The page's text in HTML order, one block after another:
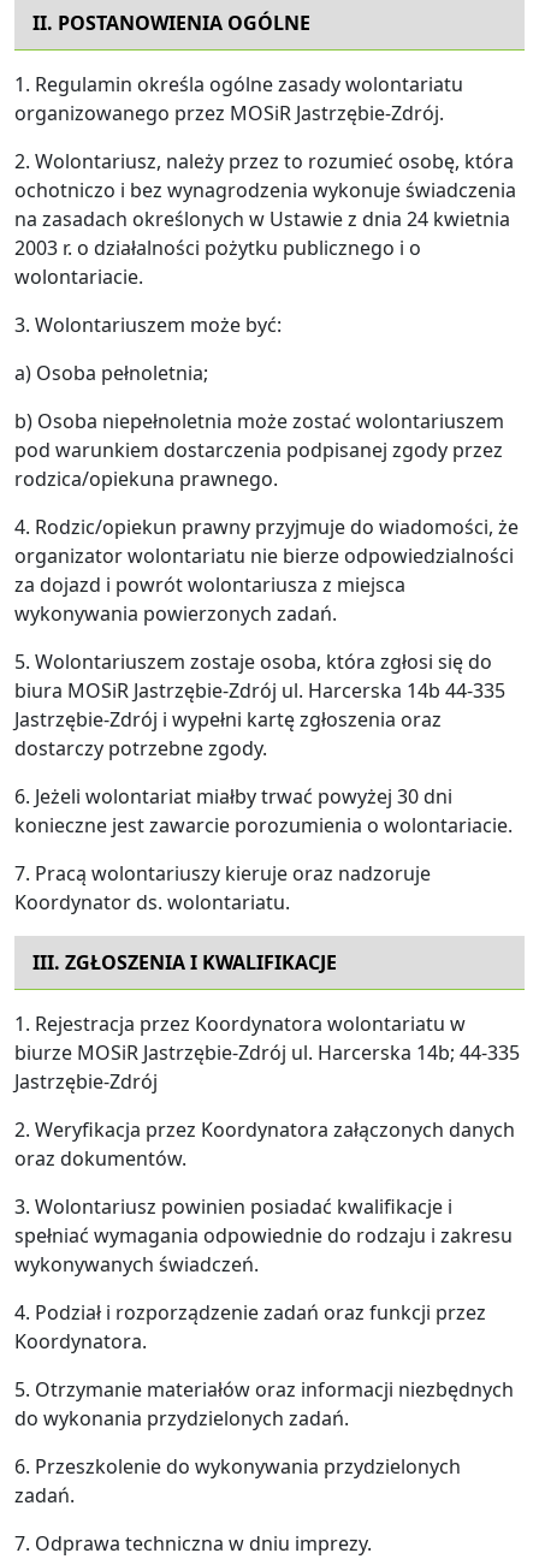
II. POSTANOWIENIA OGÓLNE
1. Regulamin określa ogólne zasady wolontariatu
organizowanego przez MOSiR Jastrzębie-Zdrój.
2. Wolontariusz, należy przez to rozumieć osobę, która
ochotniczo i bez wynagrodzenia wykonuje świadczenia
na zasadach określonych w Ustawie z dnia 24 kwietnia
2003 r. o działalności pożytku publicznego i o
wolontariacie.
3. Wolontariuszem może być:
a) Osoba pełnoletnia;
b) Osoba niepełnoletnia może zostać wolontariuszem
pod warunkiem dostarczenia podpisanej zgody przez
rodzica/opiekuna prawnego.
4. Rodzic/opiekun prawny przyjmuje do wiadomości, że
organizator wolontariatu nie bierze odpowiedzialności
za dojazd i powrót wolontariusza z miejsca
wykonywania powierzonych zadań.
5. Wolontariuszem zostaje osoba, która zgłosi się do
biura MOSiR Jastrzębie-Zdrój ul. Harcerska 14b 44-335
Jastrzębie-Zdrój i wypełni kartę zgłoszenia oraz
dostarczy potrzebne zgody.
6. Jeżeli wolontariat miałby trwać powyżej 30 dni
konieczne jest zawarcie porozumienia o wolontariacie.
7. Pracą wolontariuszy kieruje oraz nadzoruje
Koordynator ds. wolontariatu.
III. ZGŁOSZENIA I KWALIFIKACJE
1. Rejestracja przez Koordynatora wolontariatu w
biurze MOSiR Jastrzębie-Zdrój ul. Harcerska 14b; 44-335
Jastrzębie-Zdrój
2. Weryfikacja przez Koordynatora załączonych danych
oraz dokumentów.
3. Wolontariusz powinien posiadać kwalifikacje i
spełniać wymagania odpowiednie do rodzaju i zakresu
wykonywanych świadczeń.
4. Podział i rozporządzenie zadań oraz funkcji przez
Koordynatora.
5. Otrzymanie materiałów oraz informacji niezbędnych
do wykonania przydzielonych zadań.
6. Przeszkolenie do wykonywania przydzielonych
zadań.
7. Odprawa techniczna w dniu imprezy.